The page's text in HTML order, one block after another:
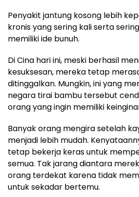
Penyakit jantung kosong lebih
kronis yang sering kali serta
memiliki ide bunuh.
Di Cina hari ini, meski berhasil
kesuksesan, mereka tetap
ditinggalkan. Mungkin, ini yang
negara tirai bambu tersebut
orang yang ingin memiliki
Banyak orang mengira setelah
menjadi lebih mudah.
tetap bekerja keras untuk
semua. Tak jarang diantara
orang terdekat karena tidak
untuk sekadar bertemu.